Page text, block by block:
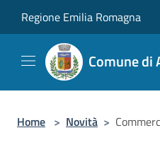
Regione Emilia Romagna
Comune di
Home > Novità >